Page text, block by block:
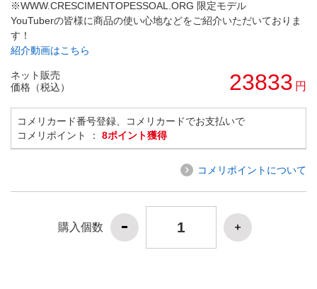
※WWW.CRESCIMENTOPESSOAL.ORG 限定モデル
YouTuberの皆様に商品の使い心地などをご紹介いただいておりま
す！
紹介動画はこちら
ネット販売
価格（税込）
23833 円
コメリカード番号登録、コメリカードでお支払いで
コメリポイント ： 8ポイント獲得
コメリポイントについて
購入個数